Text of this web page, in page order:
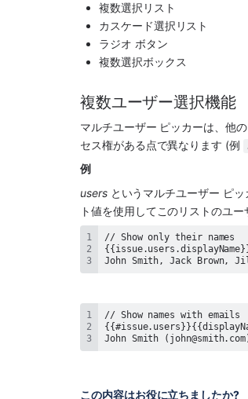
複数選択リスト
カスケード選択リスト
ラジオ ボタン
複数選択ボックス
複数ユーザー選択機能
マルチユーザー ピッカーは、他
セス権がある点で異なります (例
例
users というマルチユーザー ピ
ト値を使用してこのリストのユ
John Smith, Jack Brown,
John Smith
この内容はお役に立ちましたか?